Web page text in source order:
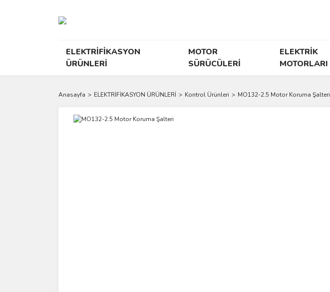
ELEKTRİFİKASYON
ÜRÜNLERİ
MOTOR
SÜRÜCÜLERİ
ELEKTRİK
MOTORLARI
Anasayfa ELEKTRİFİKASYON ÜRÜNLERİ Kontrol Ürünleri MO132-2.5 Motor Koruma Şalteri